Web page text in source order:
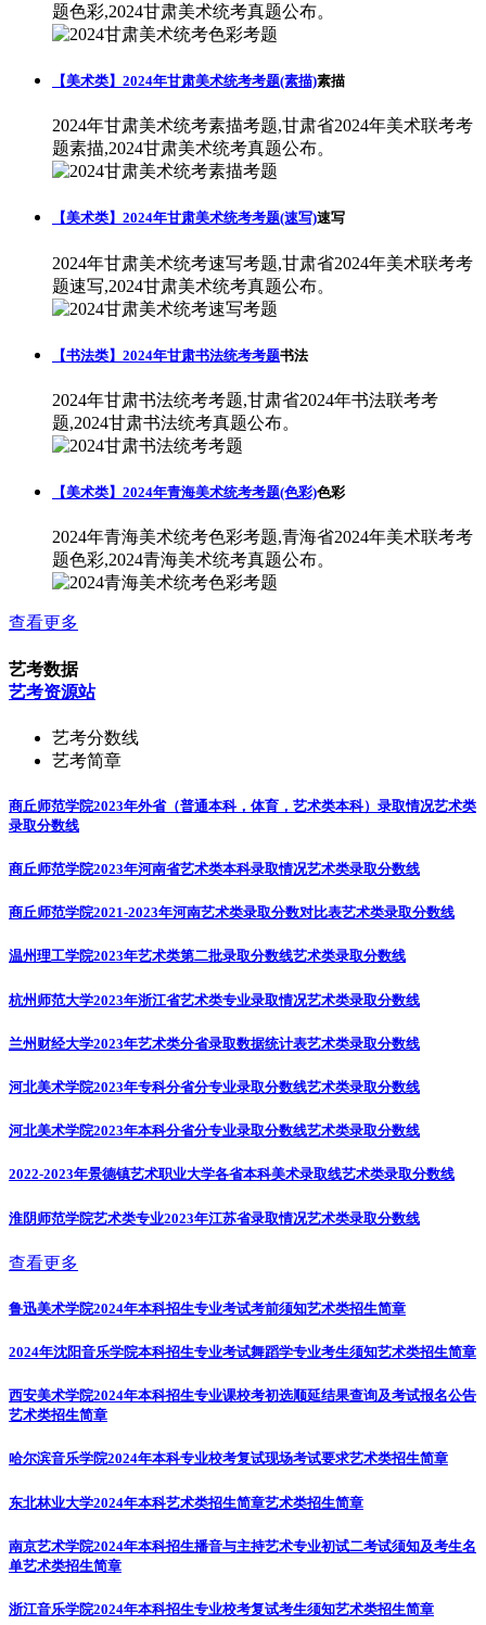
题色彩,2024甘肃美术统考真题公布。
【美术类】2024年甘肃美术统考考题(素描)素描
2024年甘肃美术统考素描考题,甘肃省2024年美术联考考
题素描,2024甘肃美术统考真题公布。
【美术类】2024年甘肃美术统考考题(速写)速写
2024年甘肃美术统考速写考题,甘肃省2024年美术联考考
题速写,2024甘肃美术统考真题公布。
【书法类】2024年甘肃书法统考考题书法
2024年甘肃书法统考考题,甘肃省2024年书法联考考
题,2024甘肃书法统考真题公布。
【美术类】2024年青海美术统考考题(色彩)色彩
2024年青海美术统考色彩考题,青海省2024年美术联考考
题色彩,2024青海美术统考真题公布。
查看更多
艺考数据
艺考资源站
艺考分数线
艺考简章
商丘师范学院2023年外省（普通本科，体育，艺术类本科）录取情况艺术类
录取分数线
商丘师范学院2023年河南省艺术类本科录取情况艺术类录取分数线
商丘师范学院2021-2023年河南艺术类录取分数对比表艺术类录取分数线
温州理工学院2023年艺术类第二批录取分数线艺术类录取分数线
杭州师范大学2023年浙江省艺术类专业录取情况艺术类录取分数线
兰州财经大学2023年艺术类分省录取数据统计表艺术类录取分数线
河北美术学院2023年专科分省分专业录取分数线艺术类录取分数线
河北美术学院2023年本科分省分专业录取分数线艺术类录取分数线
2022-2023年景德镇艺术职业大学各省本科美术录取线艺术类录取分数线
淮阴师范学院艺术类专业2023年江苏省录取情况艺术类录取分数线
查看更多
鲁迅美术学院2024年本科招生专业考试考前须知艺术类招生简章
2024年沈阳音乐学院本科招生专业考试舞蹈学专业考生须知艺术类招生简章
西安美术学院2024年本科招生专业课校考初选顺延结果查询及考试报名公告
艺术类招生简章
哈尔滨音乐学院2024年本科专业校考复试现场考试要求艺术类招生简章
东北林业大学2024年本科艺术类招生简章艺术类招生简章
南京艺术学院2024年本科招生播音与主持艺术专业初试二考试须知及考生名
单艺术类招生简章
浙江音乐学院2024年本科招生专业校考复试考生须知艺术类招生简章